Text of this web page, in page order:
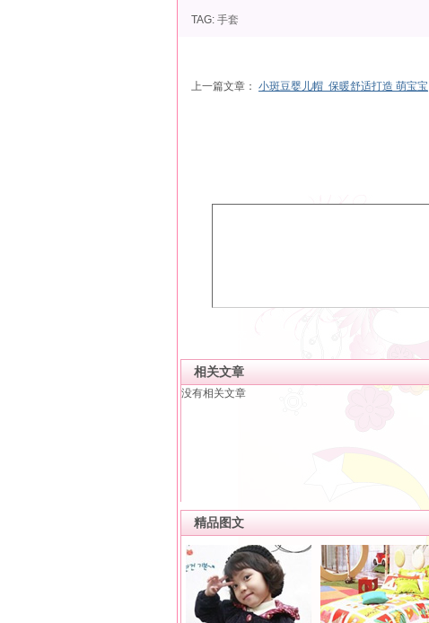
TAG: 手套
上一篇文章： 小斑豆婴儿帽 保暖舒适打造 萌宝宝
相关文章
没有相关文章
精品图文